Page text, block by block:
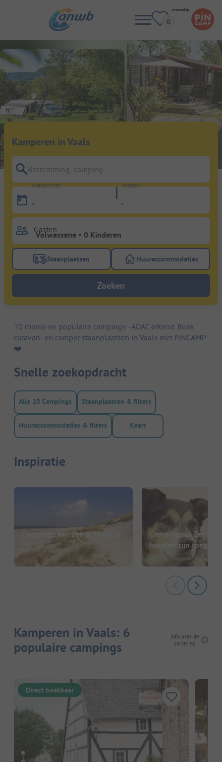
Kamperen in Vaals
Bestemming, camping
Aankomst
-
Vertrek
-
Gasten
Gebruik de filterknop staanplaatsen om te zoeken
Staanplaatsen Gebruik de
Huuraccommodaties
Zoeken
10 mooie en populaire campings - ADAC erkend. Boek
caravan- en camper staanplaatsen in Vaals met PiNCAMP.
❤️️
Snelle zoekopdracht
Alle 10 Campings Staanplaatsen & filters
Huuraccommodaties & filters Kaart
Inspiratie
Campings aan zee in Holland
(9)
Campings in
honden zijn
Kamperen in Vaals: 6
populaire campings
Info over de
sortering
Direct boekbaar